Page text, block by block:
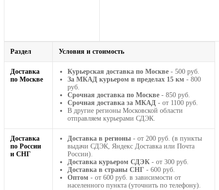
Раздел Условия и стоимость
Доставка
по Москве
Курьерская доставка по Москве - 500 руб.
За МКАД курьером в пределах 15 км - 800
руб.
Срочная доставка по Москве - 850 руб.
Срочная доставка за МКАД - от 1100 руб.
В другие регионы Московской области
отправляем курьерами СДЭК.
Доставка
по России
и СНГ
Доставка в регионы - от 200 руб. (в пункты
выдачи СДЭК, Яндекс Доставка или Почта
России).
Доставка курьером СДЭК - от 300 руб.
Доставка в страны СНГ - 600 руб.
Оптом - от 600 руб. в зависимости от
населенного пункта (уточнить по телефону).